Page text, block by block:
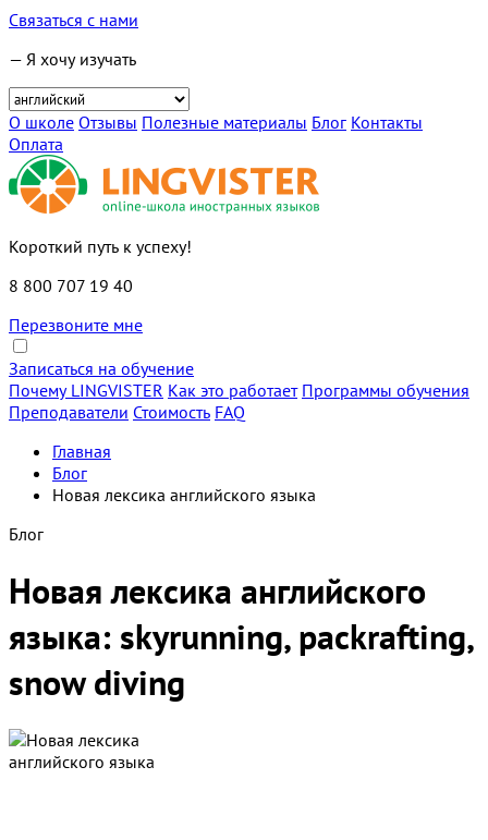
Связаться с нами
— Я хочу изучать
О школе Отзывы Полезные материалы Блог Контакты
Оплата
Короткий путь к успеху!
8 800 707 19 40
Перезвоните мне
Записаться на обучение
Почему LINGVISTER Как это работает Программы обучения
Преподаватели Стоимость FAQ
Главная
Блог
Новая лексика английского языка
Блог
Новая лексика английского
языка: skyrunning, packrafting,
snow diving